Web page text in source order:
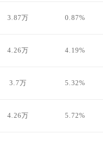
3.87万 0.87%
4.26万 4.19%
3.7万 5.32%
4.26万 5.72%